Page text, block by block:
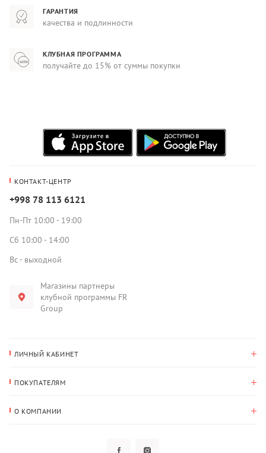
ГАРАНТИЯ
качества и подлинности
КЛУБНАЯ ПРОГРАММА
получайте до 15% от суммы покупки
КОНТАКТ-ЦЕНТР
+998 78 113 6121
Пн-Пт 10:00 - 19:00
Сб 10:00 - 14:00
Вс - выходной
Магазины партнеры
клубной программы FR
Group
ЛИЧНЫЙ КАБИНЕТ
Адрес для доставки
ПОКУПАТЕЛЯМ
О КОМПАНИИ
Политика конфиденциальности